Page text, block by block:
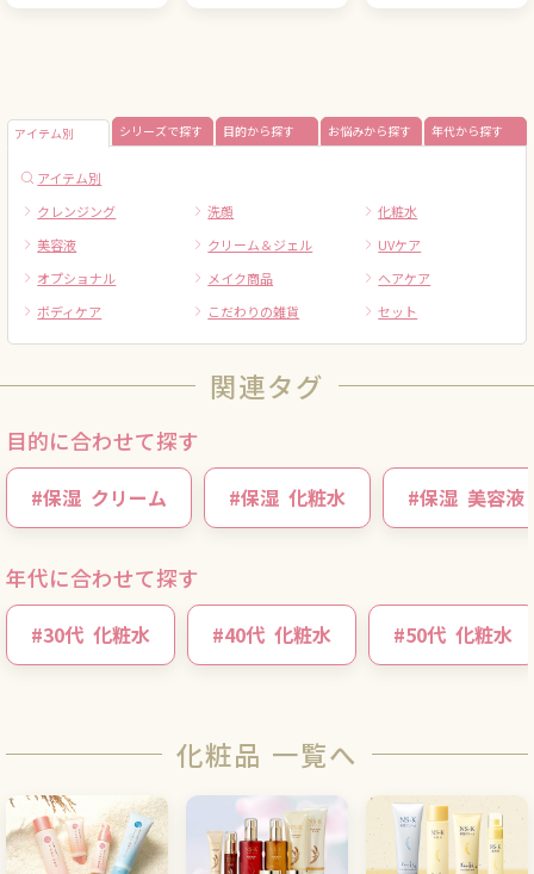
アイテム別 シリーズで探す 目的から探す お悩みから探す 年代から探す
アイテム別
クレンジング
洗顔
化粧水
美容液
クリーム＆ジェル
UVケア
オプショナル
メイク商品
ヘアケア
ボディケア
こだわりの雑貨 セット
関連タグ
目的に合わせて探す
#保湿 クリーム #保湿 化粧水 #保湿 美容液
年代に合わせて探す
#30代 化粧水 #40代 化粧水 #50代 化粧水
化粧品 一覧へ